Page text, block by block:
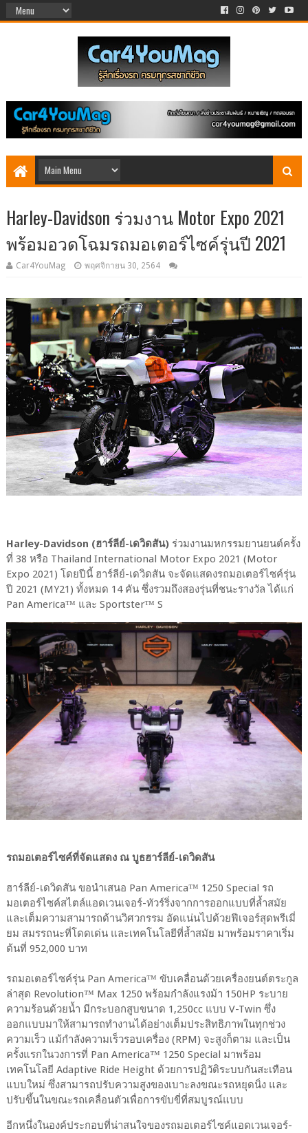
Harley-Davidson ร่วมงาน Motor Expo 2021
พร้อมอวดโฉมรถมอเตอร์ไซค์รุ่นปี 2021
Car4YouMag พฤศจิกายน 30, 2564
Harley-Davidson (ฮาร์ลีย์-เดวิดสัน)ร่วมงานมหกรรมยานยนต์ครั้ง
ที่ 38 หรือ Thailand International Motor Expo 2021 (Motor
Expo 2021) โดยปีนี้ ฮาร์ลีย์-เดวิดสัน จะจัดแสดงรถมอเตอร์ไซค์รุ่น
ปี 2021 (MY21) ทั้งหมด 14 คัน ซึ่งรวมถึงสองรุ่นที่ชนะรางวัล ได้แก่
Pan America™ และ Sportster™ S
รถมอเตอร์ไซค์ที่จัดแสดง ณ บูธฮาร์ลีย์-เดวิดสัน
ฮาร์ลีย์-เดวิดสัน ขอนำเสนอ Pan America™ 1250 Special รถ
มอเตอร์ไซค์สไตล์แอดเวนเจอร์-ทัวร์ริ่งจากการออกแบบที่ล้ำสมัย
และเต็มความสามารถด้านวิศวกรรม อัดแน่นไปด้วยฟีเจอร์สุดพรีเมี่
ยม สมรรถนะที่โดดเด่น และเทคโนโลยีที่ล้ำสมัย มาพร้อมราคาเริ่ม
ต้นที่ 952,000 บาท
รถมอเตอร์ไซค์รุ่น Pan America™ ขับเคลื่อนด้วยเครื่องยนต์ตระกูล
ล่าสุด Revolution™ Max 1250 พร้อมกำลังแรงม้า 150HP ระบาย
ความร้อนด้วยน้ำ มีกระบอกสูบขนาด 1,250cc แบบ V-Twin ซึ่ง
ออกแบบมาให้สามารถทำงานได้อย่างเต็มประสิทธิภาพในทุกช่วง
ความเร็ว แม้กำลังความเร็วรอบเครื่อง (RPM) จะสูงก็ตาม และเป็น
ครั้งแรกในวงการที่ Pan America™ 1250 Special มาพร้อม
เทคโนโลยี Adaptive Ride Height ด้วยการปฏิวัติระบบกันสะเทือน
แบบใหม่ ซึ่งสามารถปรับความสูงของเบาะลงขณะรถหยุดนิ่ง และ
ปรับขึ้นในขณะรถเคลื่อนตัวเพื่อการขับขี่ที่สมบูรณ์แบบ
อีกหนึ่งในองค์ประกอบที่น่าสนใจของรถมอเตอร์ไซค์แอดเวนเจอร์-